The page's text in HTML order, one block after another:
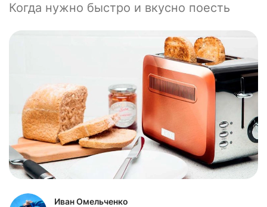
Когда нужно быстро и вкусно поесть
Иван Омельченко